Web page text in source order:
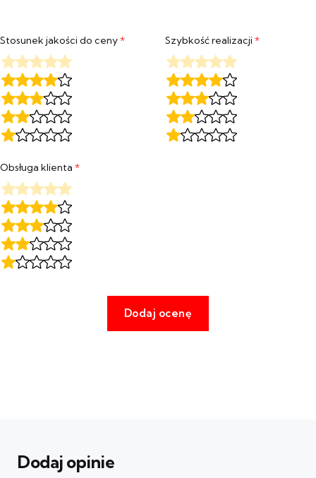
Stosunek jakości do ceny* Szybkość realizacji*
Obsługa klienta *
Dodaj opinie